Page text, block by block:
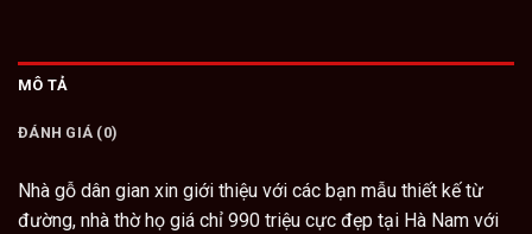
MÔ TẢ
ĐÁNH GIÁ (0)
Nhà gỗ dân gian xin giới thiệu với các bạn mẫu thiết kế từ
đường, nhà thờ họ giá chỉ 990 triệu cực đẹp tại Hà Nam với